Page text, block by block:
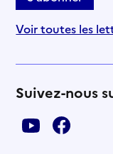
Voir toutes les
Suivez-nous